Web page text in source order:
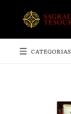
CATEGORIAS